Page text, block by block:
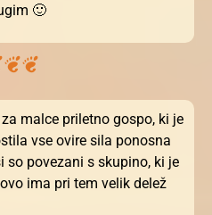
🙂
malce priletno gospo, ki je
vse ovire sila ponosna
so povezani s skupino, ki je
ima pri tem velik delež